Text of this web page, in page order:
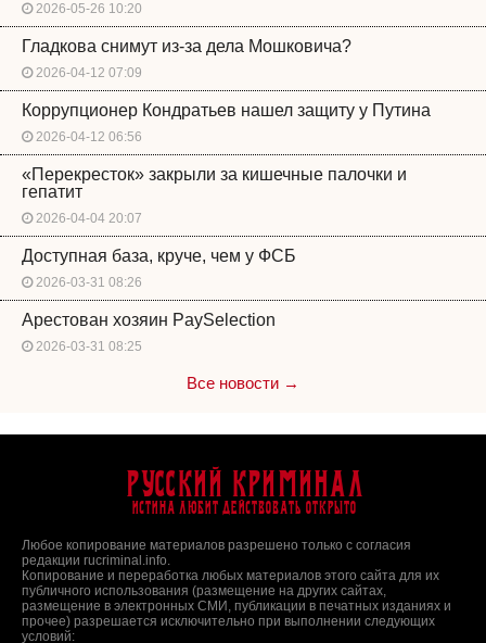
2026-05-26 10:20
Гладкова снимут из-за дела Мошковича?
2026-04-12 07:09
Коррупционер Кондратьев нашел защиту у Путина
2026-04-12 06:56
«Перекресток» закрыли за кишечные палочки и
гепатит
2026-04-04 20:07
Доступная база, круче, чем у ФСБ
2026-03-31 08:26
Арестован хозяин PaySelection
2026-03-31 08:25
Все новости →
Русский Криминал
Истина любит действовать открыто
Любое копирование материалов разрешено только с согласия
редакции rucriminal.info.
Копирование и переработка любых материалов этого сайта для их
публичного использования (размещение на других сайтах,
размещение в электронных СМИ, публикации в печатных изданиях и
прочее) разрешается исключительно при выполнении следующих
условий: